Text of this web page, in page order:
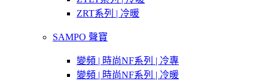
ZRT系列 | 冷暖
SAMPO 聲寶
變頻 | 時尚NF系列 | 冷專
變頻 | 時尚NF系列 | 冷暖